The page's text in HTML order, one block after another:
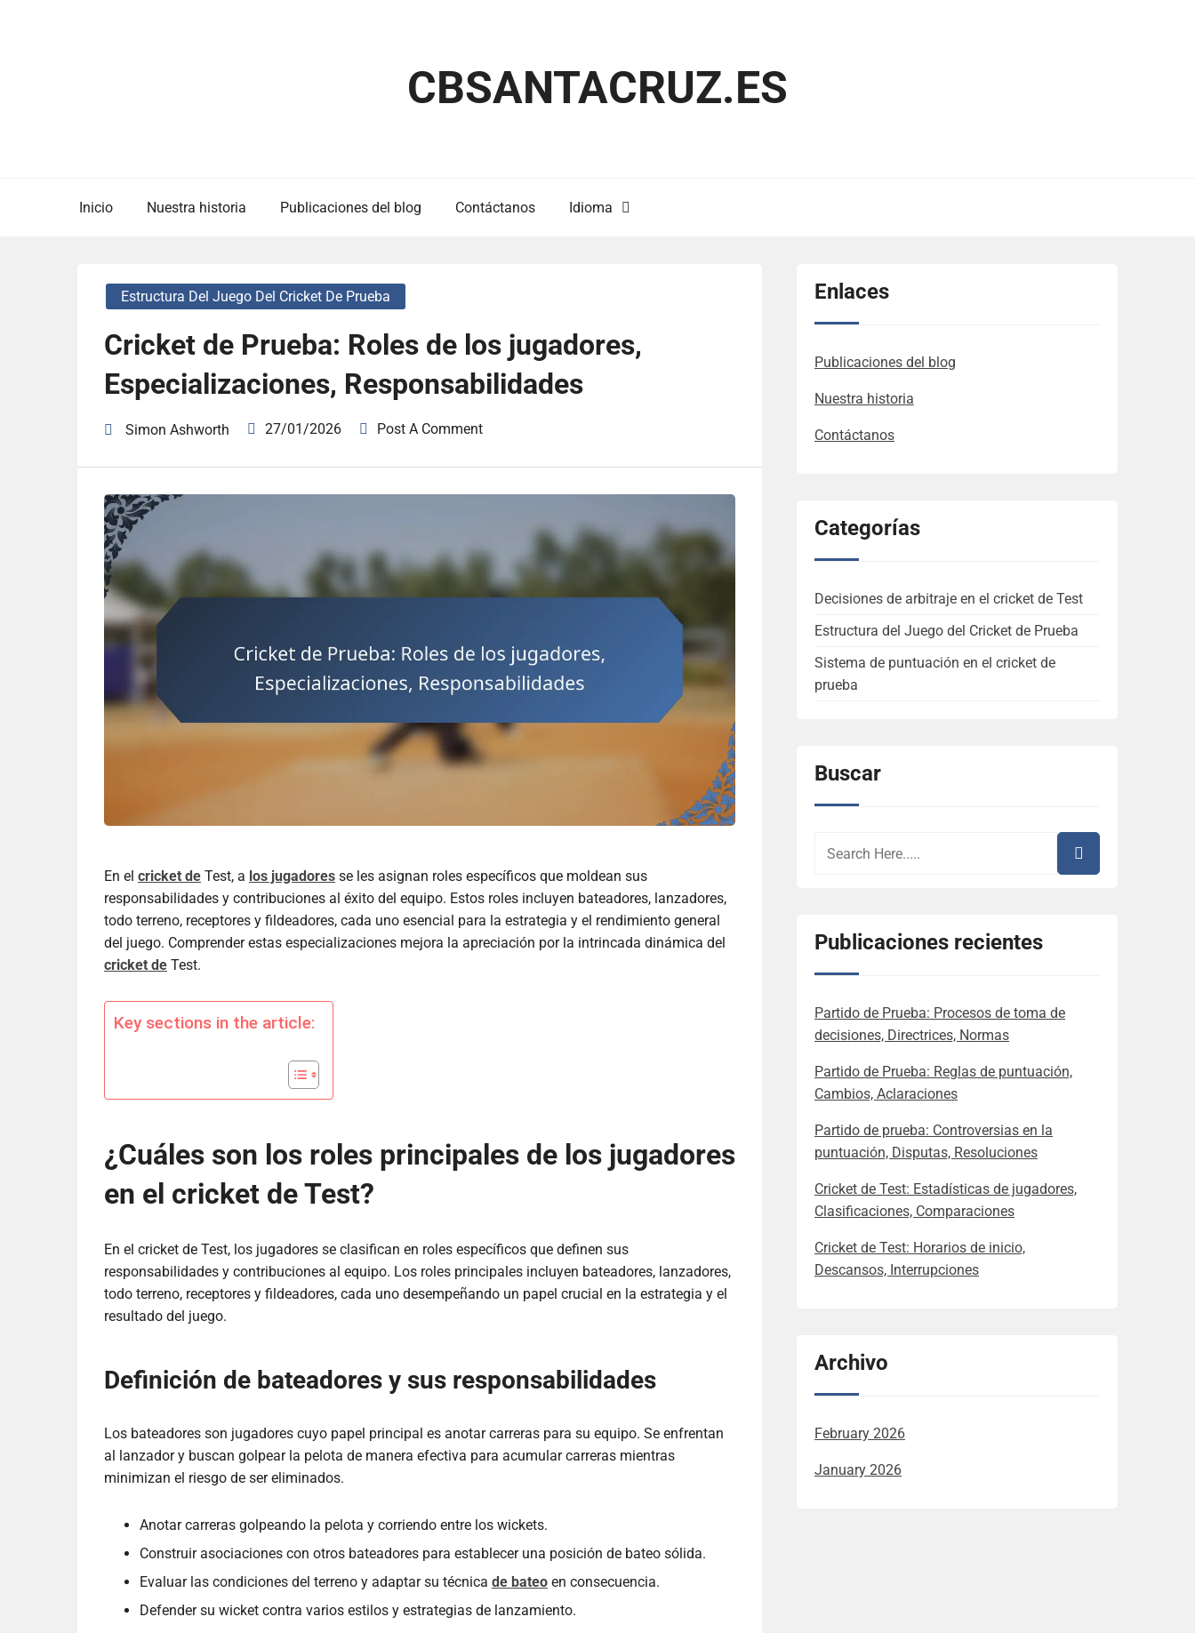
CBSANTACRUZ.ES
Inicio Nuestra historia Publicaciones del blog Contáctanos Idioma
Estructura Del Juego Del Cricket De Prueba
Cricket de Prueba: Roles de los jugadores,
Especializaciones, Responsabilidades
Simon Ashworth 27/01/2026 Post A Comment
En el cricket de Test, a los jugadores se les asignan roles específicos que moldean sus
responsabilidades y contribuciones al éxito del equipo. Estos roles incluyen bateadores, lanzadores,
todo terreno, receptores y fildeadores, cada uno esencial para la estrategia y el rendimiento general
del juego. Comprender estas especializaciones mejora la apreciación por la intrincada dinámica del
cricket de Test.
Key sections in the article:
¿Cuáles son los roles principales de los jugadores
en el cricket de Test?
En el cricket de Test, los jugadores se clasifican en roles específicos que definen sus
responsabilidades y contribuciones al equipo. Los roles principales incluyen bateadores, lanzadores,
todo terreno, receptores y fildeadores, cada uno desempeñando un papel crucial en la estrategia y el
resultado del juego.
Definición de bateadores y sus responsabilidades
Los bateadores son jugadores cuyo papel principal es anotar carreras para su equipo. Se enfrentan
al lanzador y buscan golpear la pelota de manera efectiva para acumular carreras mientras
minimizan el riesgo de ser eliminados.
Anotar carreras golpeando la pelota y corriendo entre los wickets.
Construir asociaciones con otros bateadores para establecer una posición de bateo sólida.
Evaluar las condiciones del terreno y adaptar su técnica de bateo en consecuencia.
Defender su wicket contra varios estilos y estrategias de lanzamiento.
Enlaces
Publicaciones del blog
Nuestra historia
Contáctanos
Categorías
Decisiones de arbitraje en el cricket de Test
Estructura del Juego del Cricket de Prueba
Sistema de puntuación en el cricket de
prueba
Buscar
Publicaciones recientes
Partido de Prueba: Procesos de toma de
decisiones, Directrices, Normas
Partido de Prueba: Reglas de puntuación,
Cambios, Aclaraciones
Partido de prueba: Controversias en la
puntuación, Disputas, Resoluciones
Cricket de Test: Estadísticas de jugadores,
Clasificaciones, Comparaciones
Cricket de Test: Horarios de inicio,
Descansos, Interrupciones
Archivo
February 2026
January 2026